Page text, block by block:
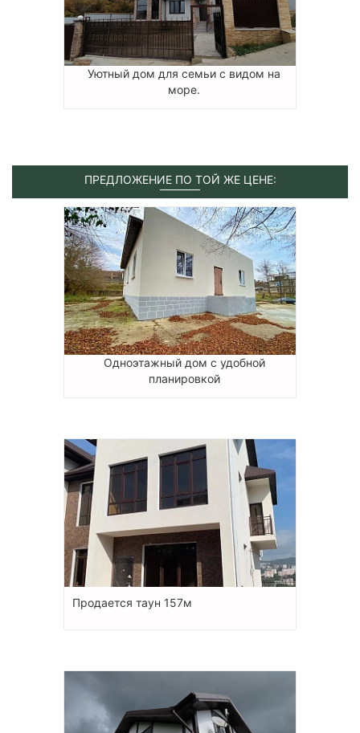
Уютный дом для семьи с видом на
море.
ПРЕДЛОЖЕНИЕ ПО ТОЙ ЖЕ ЦЕНЕ:
Одноэтажный дом с удобной
планировкой
Продается таун 157м